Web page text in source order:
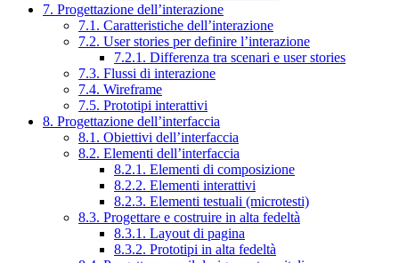
7. Progettazione dell’interazione
7.1. Caratteristiche dell’interazione
7.2. User stories per definire l’interazione
7.2.1. Differenza tra scenari e user stories
7.3. Flussi di interazione
7.4. Wireframe
7.5. Prototipi interattivi
8. Progettazione dell’interfaccia
8.1. Obiettivi dell’interfaccia
8.2. Elementi dell’interfaccia
8.2.1. Elementi di composizione
8.2.2. Elementi interattivi
8.2.3. Elementi testuali (microtesti)
8.3. Progettare e costruire in alta fedeltà
8.3.1. Layout di pagina
8.3.2. Prototipi in alta fedeltà